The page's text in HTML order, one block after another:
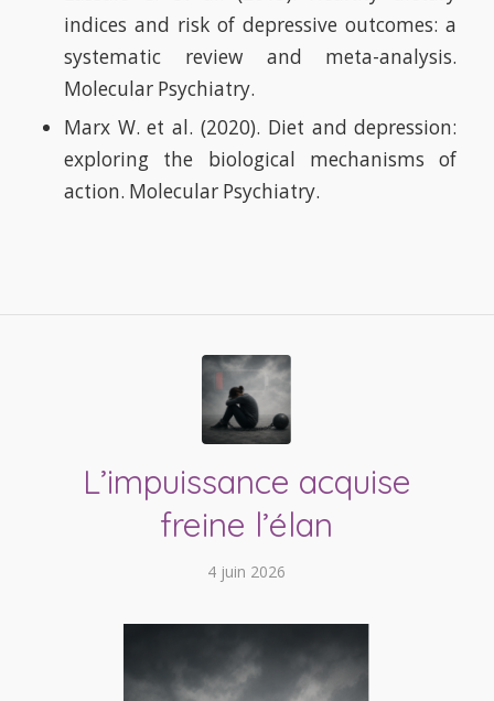
indices and risk of depressive outcomes: a
systematic review and meta-analysis.
Molecular Psychiatry.
Marx W. et al. (2020). Diet and depression:
exploring the biological mechanisms of
action. Molecular Psychiatry.
L’impuissance acquise
freine l’élan
4 juin 2026